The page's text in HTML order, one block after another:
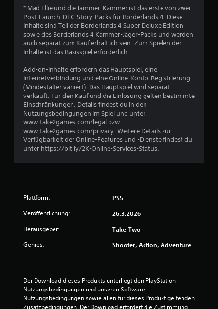
S
t
e
n
e
a
e
w
* Mad Ellie und die Jammer-Kammer ist das erste von zwei
Post-Launch-DLC-Story-Packs für Borderlands 4. Diese
Inhalte sind Teil der Borderlands 4 Super Deluxe Edition
sowie des Borderlands 4 Kammer-Jäger-Packs und werden
auch separat zum Kauf erhältlich sein. Zum Spielen der
Inhalte ist das Basisspiel erforderlich.
Add-on-Inhalte erfordern das Hauptspiel, eine
Internetverbindung und eine Online-Konto-Registrierung
(Mindestalter variiert). Das Hauptspiel wird separat
verkauft. Für den Kauf und die Einlösung gelten bestimmte
Einschränkungen. Details findest du in den
Nutzungsbedingungen im Spiel und unter
www.take2games.com/legal bzw.
www.take2games.com/privacy. Weitere Details zur
Verfügbarkeit der Online-Features und -Dienste findest du
unter https://bit.ly/2K-Online-Services-Status.
Plattform: PS5
Veröffentlichung: 26.3.2026
Herausgeber: Take-Two
Genres: Shooter, Action, Adventure
Der Download dieses Produkts unterliegt den PlayStation-
Nutzungsbedingungen und unseren Software-
Nutzungsbedingungen sowie allen für dieses Produkt geltenden
Zusatzbedingungen. Der Download erfordert die Zustimmung